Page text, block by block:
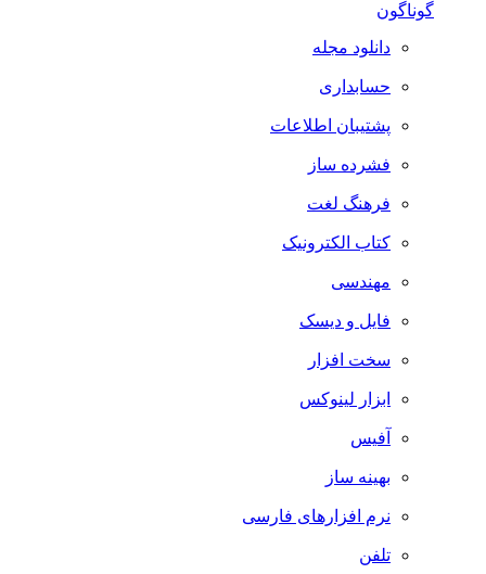
گوناگون
دانلود مجله
حسابداری
پشتیبان اطلاعات
فشرده ساز
فرهنگ لغت
کتاب الکترونیک
مهندسی
فایل و دیسک
سخت افزار
ابزار لینوکس
آفیس
بهینه ساز
نرم افزارهای فارسی
تلفن